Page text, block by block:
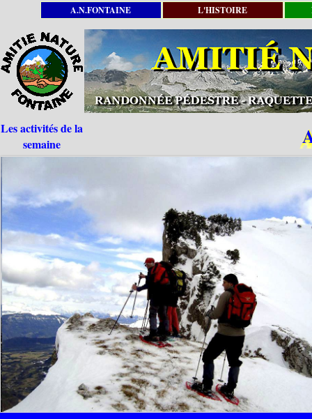
A.N.FONTAINE L'HISTOIRE
Les activités de la
semaine